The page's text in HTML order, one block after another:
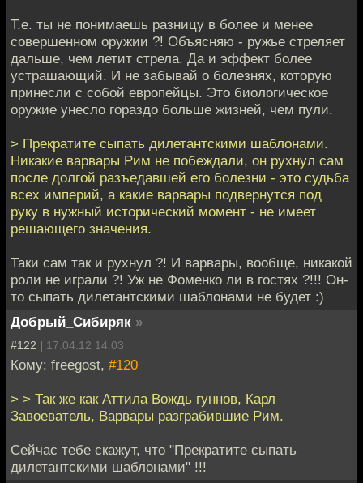
Т.е. ты не понимаешь разницу в более и менее
совершенном оружии ?! Объясняю - ружье стреляет
дальше, чем летит стрела. Да и эффект более
устрашающий. И не забывай о болезнях, которую
принесли с собой европейцы. Это биологическое
оружие унесло гораздо больше жизней, чем пули.
> Прекратите сыпать дилетантскими шаблонами.
Никакие варвары Рим не побеждали, он рухнул сам
после долгой разъедавшей его болезни - это судьба
всех империй, а какие варвары подвернутся под
руку в нужный исторический момент - не имеет
решающего значения.
Таки сам так и рухнул ?! И варвары, вообще, никакой
роли не играли ?! Уж не Фоменко ли в гостях ?!!! Он-
то сыпать дилетантскими шаблонами не будет :)
Добрый_Сибиряк »
#122 | 17.04.12 14:03
Кому: freegost, #120
> > Так же как Аттила Вождь гуннов, Карл
Завоеватель, Варвары разграбившие Рим.
Сейчас тебе скажут, что "Прекратите сыпать
дилетантскими шаблонами" !!!